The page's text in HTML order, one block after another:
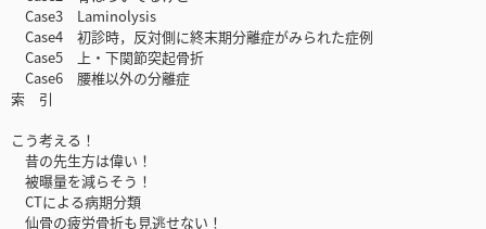
Case3 Laminolysis
Case4 初診時，反対側に終末期分離症がみられた症例
Case5 上・下関節突起骨折
Case6 腰椎以外の分離症
索 引
こう考える！
昔の先生方は偉い！
被曝量を減らそう！
CTによる病期分類
仙骨の疲労骨折も見逃せない！